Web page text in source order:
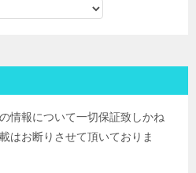
情報について一切保証致しかね
はお断りさせて頂いておりま